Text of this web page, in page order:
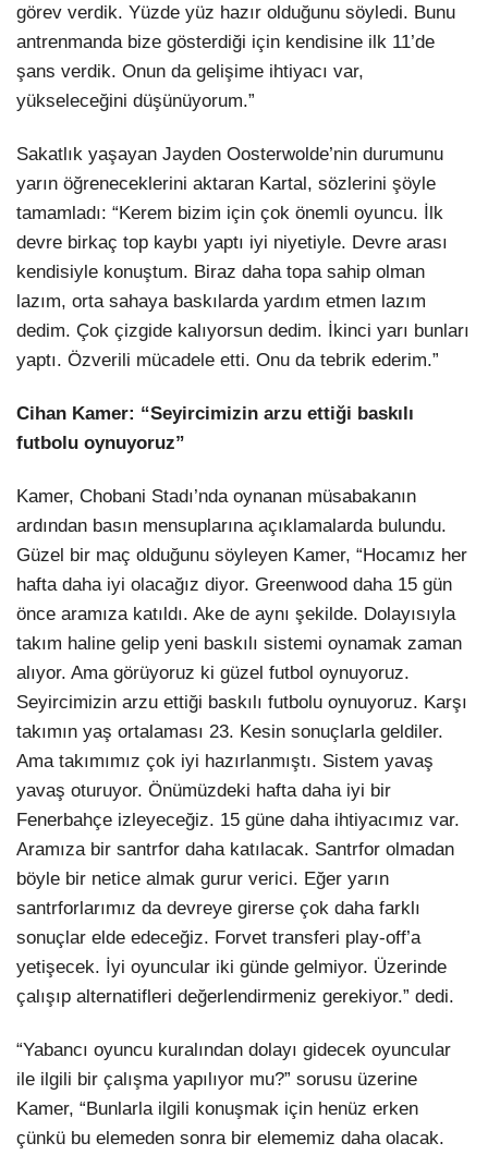
görev verdik. Yüzde yüz hazır olduğunu söyledi. Bunu
antrenmanda bize gösterdiği için kendisine ilk 11’de
şans verdik. Onun da gelişime ihtiyacı var,
yükseleceğini düşünüyorum.”
Sakatlık yaşayan Jayden Oosterwolde’nin durumunu
yarın öğreneceklerini aktaran Kartal, sözlerini şöyle
tamamladı: “Kerem bizim için çok önemli oyuncu. İlk
devre birkaç top kaybı yaptı iyi niyetiyle. Devre arası
kendisiyle konuştum. Biraz daha topa sahip olman
lazım, orta sahaya baskılarda yardım etmen lazım
dedim. Çok çizgide kalıyorsun dedim. İkinci yarı bunları
yaptı. Özverili mücadele etti. Onu da tebrik ederim.”
Cihan Kamer: “Seyircimizin arzu ettiği baskılı
futbolu oynuyoruz”
Kamer, Chobani Stadı’nda oynanan müsabakanın
ardından basın mensuplarına açıklamalarda bulundu.
Güzel bir maç olduğunu söyleyen Kamer, “Hocamız her
hafta daha iyi olacağız diyor. Greenwood daha 15 gün
önce aramıza katıldı. Ake de aynı şekilde. Dolayısıyla
takım haline gelip yeni baskılı sistemi oynamak zaman
alıyor. Ama görüyoruz ki güzel futbol oynuyoruz.
Seyircimizin arzu ettiği baskılı futbolu oynuyoruz. Karşı
takımın yaş ortalaması 23. Kesin sonuçlarla geldiler.
Ama takımımız çok iyi hazırlanmıştı. Sistem yavaş
yavaş oturuyor. Önümüzdeki hafta daha iyi bir
Fenerbahçe izleyeceğiz. 15 güne daha ihtiyacımız var.
Aramıza bir santrfor daha katılacak. Santrfor olmadan
böyle bir netice almak gurur verici. Eğer yarın
santrforlarımız da devreye girerse çok daha farklı
sonuçlar elde edeceğiz. Forvet transferi play-off’a
yetişecek. İyi oyuncular iki günde gelmiyor. Üzerinde
çalışıp alternatifleri değerlendirmeniz gerekiyor.” dedi.
“Yabancı oyuncu kuralından dolayı gidecek oyuncular
ile ilgili bir çalışma yapılıyor mu?” sorusu üzerine
Kamer, “Bunlarla ilgili konuşmak için henüz erken
çünkü bu elemeden sonra bir elememiz daha olacak.